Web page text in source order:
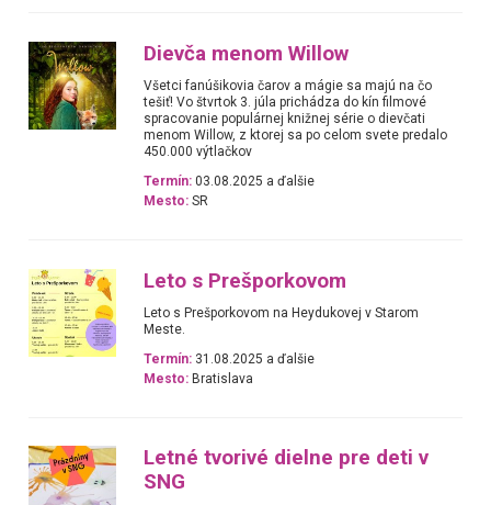
Dievča menom Willow
Všetci fanúšikovia čarov a mágie sa majú na čo
tešiť! Vo štvrtok 3. júla prichádza do kín filmové
spracovanie populárnej knižnej série o dievčati
menom Willow, z ktorej sa po celom svete predalo
450.000 výtlačkov
Termín: 03.08.2025 a ďalšie
Mesto: SR
Leto s Prešporkovom
Leto s Prešporkovom na Heydukovej v Starom
Meste.
Termín: 31.08.2025 a ďalšie
Mesto: Bratislava
Letné tvorivé dielne pre deti v
SNG